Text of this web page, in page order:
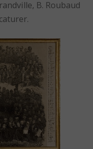
B. Roubaud